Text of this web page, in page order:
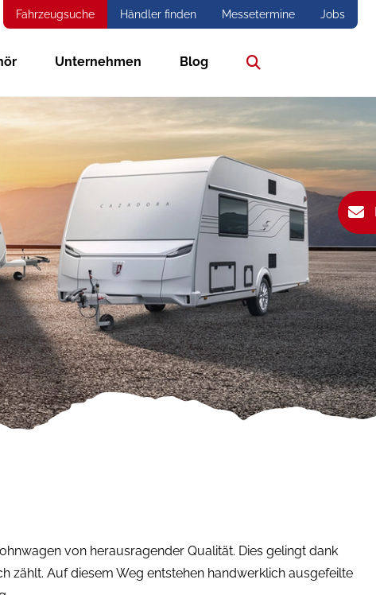
Fahrzeugsuche Händler finden Messetermine Jobs
Unternehmen Blog
von herausragender Qualität. Dies gelingt dank
zählt. Auf diesem Weg entstehen handwerklich ausgefeilte